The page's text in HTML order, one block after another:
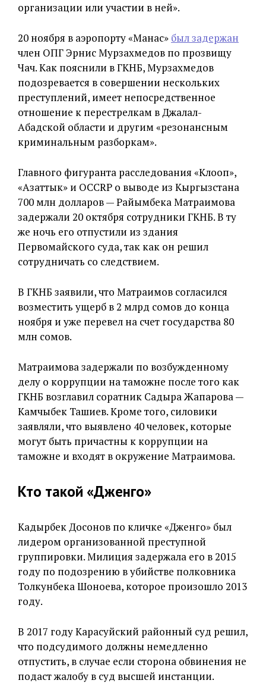
организации или участии в ней».
20 ноября в аэропорту «Манас» был задержан
член ОПГ Эрнис Мурзахмедов по прозвищу
Чач. Как пояснили в ГКНБ, Мурзахмедов
подозревается в совершении нескольких
преступлений, имеет непосредственное
отношение к перестрелкам в Джалал-
Абадской области и другим «резонансным
криминальным разборкам».
Главного фигуранта расследования «Клооп»,
«Азаттык» и OCCRP о выводе из Кыргызстана
700 млн долларов — Райымбека Матраимова
задержали 20 октября сотрудники ГКНБ. В ту
же ночь его отпустили из здания
Первомайского суда, так как он решил
сотрудничать со следствием.
В ГКНБ заявили, что Матраимов согласился
возместить ущерб в 2 млрд сомов до конца
ноября и уже перевел на счет государства 80
млн сомов.
Матраимова задержали по возбужденному
делу о коррупции на таможне после того как
ГКНБ возглавил соратник Садыра Жапарова —
Камчыбек Ташиев. Кроме того, силовики
заявляли, что выявлено 40 человек, которые
могут быть причастны к коррупции на
таможне и входят в окружение Матраимова.
Кто такой «Дженго»
Кадырбек Досонов по кличке «Дженго» был
лидером организованной преступной
группировки. Милиция задержала его в 2015
году по подозрению в убийстве полковника
Толкунбека Шоноева, которое произошло 2013
году.
В 2017 году Карасуйский районный суд решил,
что подсудимого должны немедленно
отпустить, в случае если сторона обвинения не
подаст жалобу в суд высшей инстанции.